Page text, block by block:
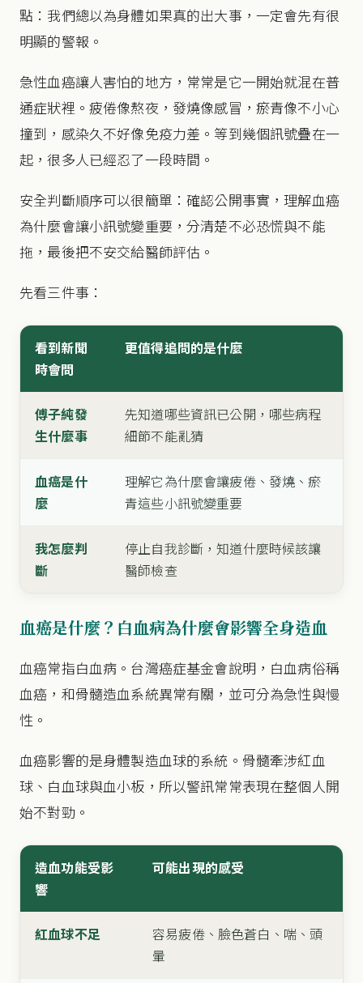
點：我們總以為身體如果真的出大事，一定會先有很
明顯的警報。
急性血癌讓人害怕的地方，常常是它一開始就混在普
通症狀裡。疲倦像熬夜，發燒像感冒，瘀青像不小心
撞到，感染久不好像免疫力差。等到幾個訊號疊在一
起，很多人已經忍了一段時間。
安全判斷順序可以很簡單：確認公開事實，理解血癌
為什麼會讓小訊號變重要，分清楚不必恐慌與不能
拖，最後把不安交給醫師評估。
先看三件事：
看到新聞
時會問
更值得追問的是什麼
傅子純發
生什麼事
先知道哪些資訊已公開，哪些病程
細節不能亂猜
血癌是什
麼
理解它為什麼會讓疲倦、發燒、瘀
青這些小訊號變重要
我怎麼判
斷
停止自我診斷，知道什麼時候該讓
醫師檢查
血癌是什麼？白血病為什麼會影響全身造血
血癌常指白血病。台灣癌症基金會說明，白血病俗稱
血癌，和骨髓造血系統異常有關，並可分為急性與慢
性。
血癌影響的是身體製造血球的系統。骨髓牽涉紅血
球、白血球與血小板，所以警訊常常表現在整個人開
始不對勁。
造血功能受影
響
可能出現的感受
紅血球不足
容易疲倦、臉色蒼白、喘、頭
暈